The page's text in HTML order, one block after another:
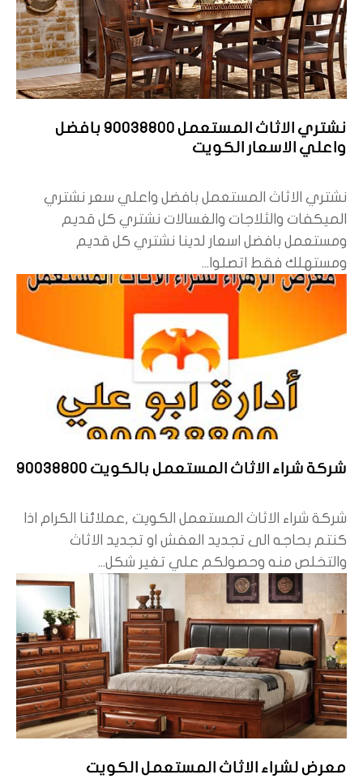
نشتري الاثاث المستعمل 90038800 بافضل
واعلي الاسعار الكويت
نشتري الاثاث المستعمل بافضل واعلي سعر نشتري
الميكفات والثلاجات والغسالات نشتري كل قديم
ومستعمل بافضل اسعار لدينا نشتري كل قديم
ومستهلك فقط اتصلوا...
شركة شراء الاثاث المستعمل بالكويت 90038800
شركة شراء الاثاث المستعمل الكويت ,عملائنا الكرام اذا
كنتم بحاجه الى تجديد العفش او تجديد الاثاث
والتخلص منه وحصولكم علي تغير شكل...
معرض لشراء الاثاث المستعمل الكويت